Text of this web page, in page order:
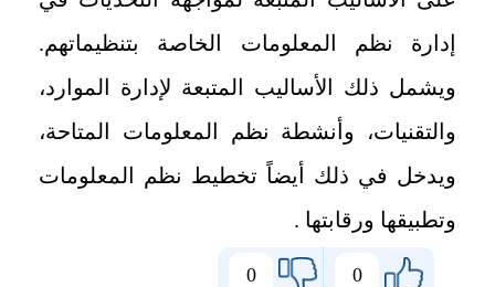
إدارة نظم المعلومات الخاصة بتنظيماتهم.
ويشمل ذلك الأساليب المتبعة لإدارة الموارد،
والتقنيات، وأنشطة نظم المعلومات المتاحة،
ويدخل في ذلك أيضاً تخطيط نظم المعلومات
وتطبيقها ورقابتها .
0
0